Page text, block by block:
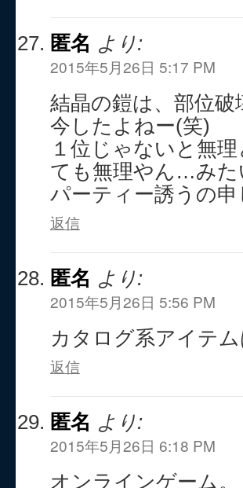
匿名 より:
2015年5月26日 5:17 PM
結晶の鎧は、部位
今したよねー(笑)
１位じゃないと無
ても無理やん…みた
パーティー誘うの
返信
匿名 より:
2015年5月26日 5:56 PM
カタログ系アイテ
返信
匿名 より:
2015年5月26日 6:18 PM
オンラインゲーム。